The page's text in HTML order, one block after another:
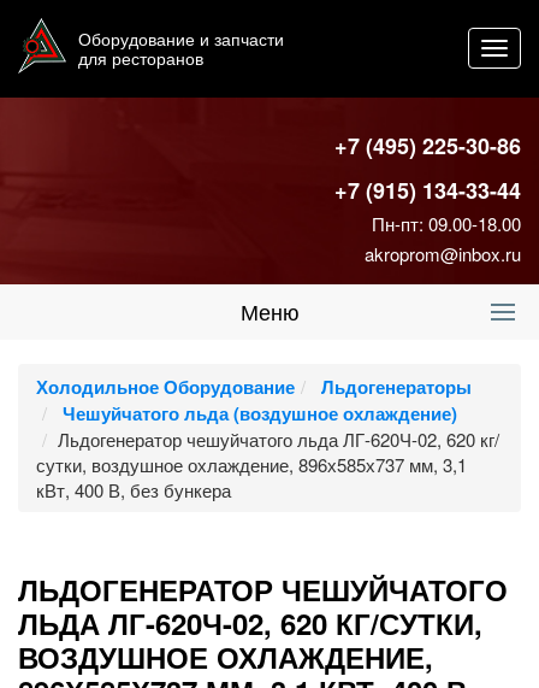
Оборудование и запчасти
для ресторанов
+7 (495) 225-30-86
+7 (915) 134-33-44
Пн-пт: 09.00-18.00
akroprom@inbox.ru
Меню
Холодильное Оборудование
Льдогенераторы
Чешуйчатого льда (воздушное охлаждение)
Льдогенератор чешуйчатого льда ЛГ-620Ч-02, 620 кг/
сутки, воздушное охлаждение, 896х585х737 мм, 3,1
кВт, 400 В, без бункера
ЛЬДОГЕНЕРАТОР ЧЕШУЙЧАТОГО
ЛЬДА ЛГ-620Ч-02, 620 КГ/СУТКИ,
ВОЗДУШНОЕ ОХЛАЖДЕНИЕ,